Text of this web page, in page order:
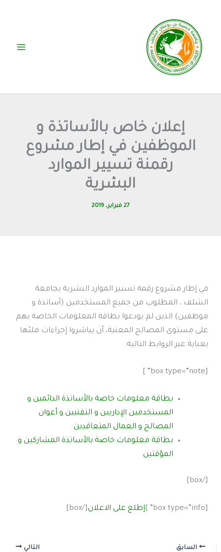
المحتوى
إعلان خاص بالأساتذة و
الموظفين في إطار مشروع
رقمنة تسيير الموارد
البشرية
27 فبراير، 2019
في إطار مشروع رقمة تسيير الموارد البشرية بجامعة
الشلف ، المطلوب من جميع المستخدمين (أساتذة و
موظفين) الذين لم يودعوا بطاقة المعلومات الخاصة بهم
على مستوى المصالح المعنية، أن يباشروا إجراءات ملئها
بعناية عبر الروابط التالية:
[box type=”note” ]
بطاقة معلومات خاصة بالأساتذة الدائمين و
المستخدمين الإداريين و التقنيين و أعوان
المصالح و العمال المتعاقدين
بطاقة معلومات خاصة بالأساتذة المشاركين و
المؤقتين
[/box]
[box type=”info” ] إطلع على الاعلان [/box]
السابق التالي